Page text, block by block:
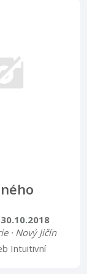
Života. Místo
· Nový Jičín
Intuitivní